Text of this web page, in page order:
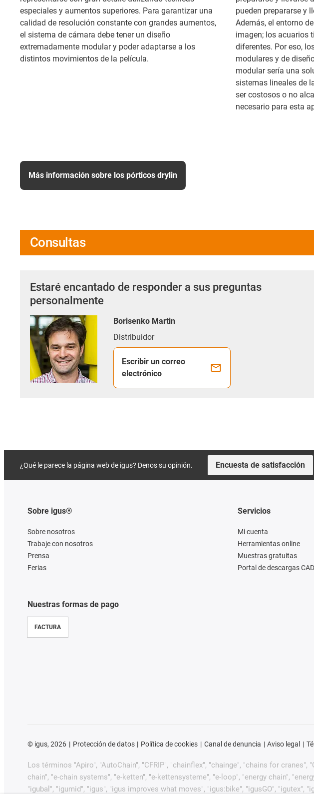
especiales y aumentos superiores. Para garantizar una
calidad de resolución constante con grandes aumentos,
el sistema de cámara debe tener un diseño
extremadamente modular y poder adaptarse a los
distintos movimientos de la película.
pueden prepararse y
Además, el entorno
imagen; los acuarios
diferentes. Por eso,
modulares y de
modular sería una
sistemas lineales de
ser costosos o no
necesario para esta
Más información sobre los pórticos drylin
Consultas
Estaré encantado de responder a sus preguntas
personalmente
Borisenko Martin
Distribuidor
Escribir un correo
electrónico
¿Qué le parece la página web de igus? Denos su opinión. Encuesta de satisfacción
Sobre igus®
Sobre nosotros
Trabaje con nosotros
Prensa
Ferias
Nuestras formas de pago
FACTURA
Servicios
Mi cuenta
Herramientas online
Muestras gratuitas
Portal de descargas CAD
© igus, 2026 Protección de datos Política de cookies Canal de denuncia Aviso legal
Los términos "Apiro", "AutoChain", "CFRIP", "chainflex", "chainge", "chains for cranes",
chain", "e-chain systems", "e-ketten", "e-kettensysteme", "e-loop", "energy chain",
"igubal", "igumid", "igus", "igus improves what moves", "igus:bike", "igusGO",